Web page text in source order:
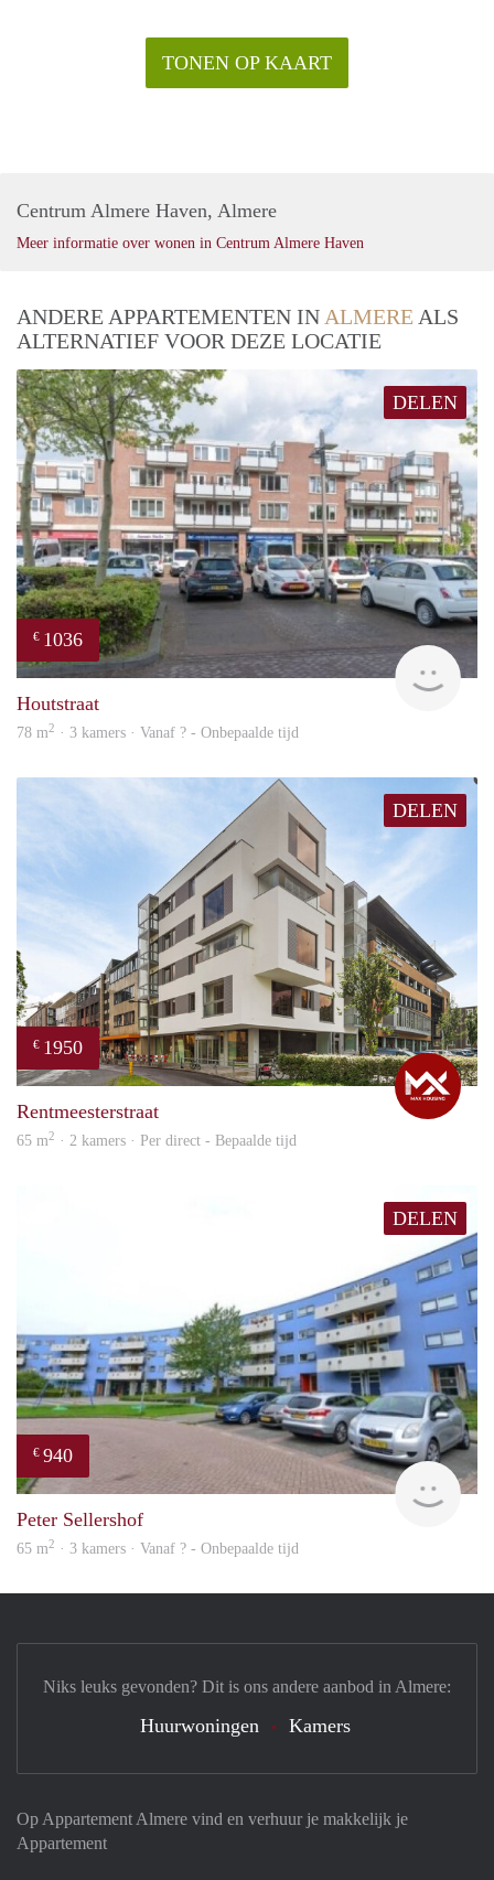
TONEN OP KAART
Centrum Almere Haven, Almere
Meer informatie over wonen in Centrum Almere Haven
ANDERE APPARTEMENTEN IN ALMERE ALS
ALTERNATIEF VOOR DEZE LOCATIE
DELEN
€ 1036
Houtstraat
78 m2 · 3 kamers · Vanaf ? - Onbepaalde tijd
DELEN
€ 1950
Max
Rentmeesterstraat
65 m2 · 2 kamers · Per direct - Bepaalde tijd
DELEN
€ 940
rent
Peter Sellershof
65 m2 · 3 kamers · Vanaf ? - Onbepaalde tijd
Op Appartement Almere vind en verhuur je makkelijk je
Appartement
Niks leuks gevonden? Dit is ons andere aanbod in Almere:
Huurwoningen Kamers